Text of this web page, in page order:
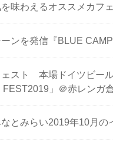
を味わえるオススメカフ
ンを発信『BLUE
ェスト 本場ドイツビー
FEST2019」＠赤レンガ
とみらい2019年10月の